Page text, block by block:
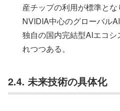
産チップの利用が標準と
NVIDIA中心のグローバル
独自の国内完結型AIエコ
れつつある。
2.4. 未来技術の具体化